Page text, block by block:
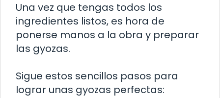
Una vez que tengas todos los
ingredientes listos, es hora de
ponerse manos a la obra y preparar
las gyozas.
Sigue estos sencillos pasos para
lograr unas gyozas perfectas: